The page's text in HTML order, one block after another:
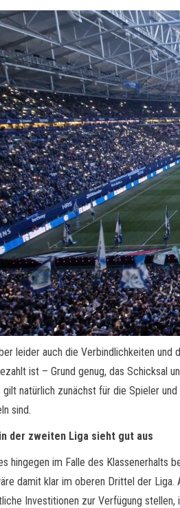
leider auch die Verbindlichkeiten
ist – Grund genug, das Schicksal
gilt natürlich zunächst für die Spieler
sind.
der zweiten Liga sieht gut aus
hingegen im Falle des Klassenerhalts
damit klar im oberen Drittel der
Investitionen zur Verfügung